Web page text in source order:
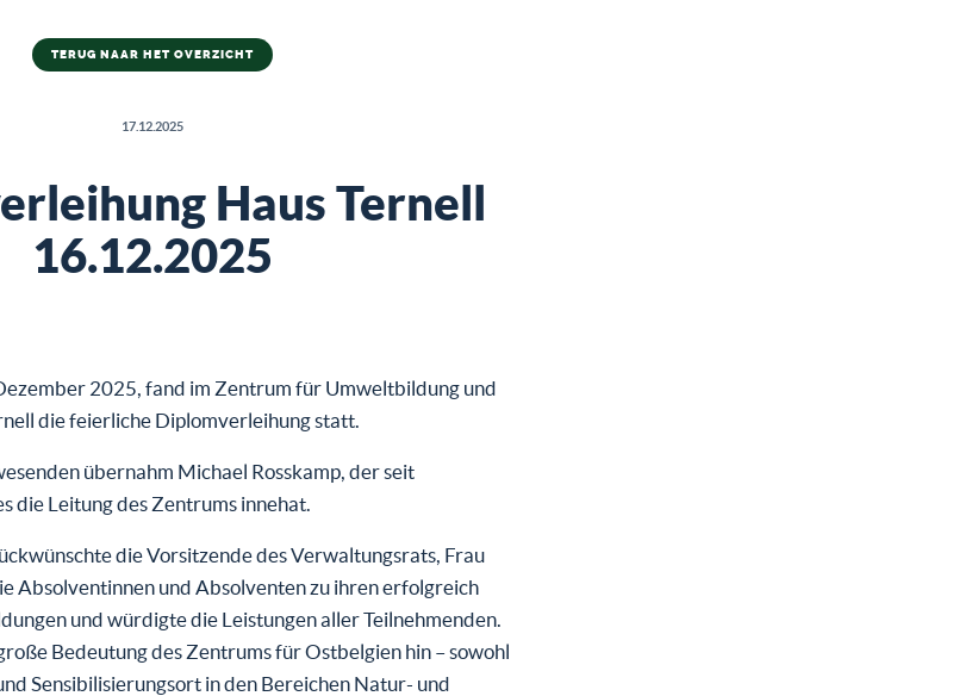
TERUG NAAR HET OVERZICHT
17.12.2025
Haus Ternell
16.12.2025
2025, fand im Zentrum für Umweltbildung und
die feierliche Diplomverleihung statt.
übernahm Michael Rosskamp, der seit
die Leitung des Zentrums innehat.
die Vorsitzende des Verwaltungsrats, Frau
Absolventinnen und Absolventen zu ihren erfolgreich
und würdigte die Leistungen aller Teilnehmenden.
Bedeutung des Zentrums für Ostbelgien hin – sowohl
Sensibilisierungsort in den Bereichen Natur- und